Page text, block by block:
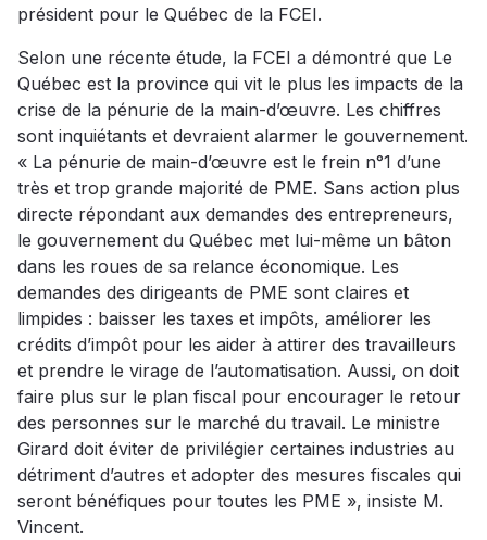
président pour le Québec de la FCEI.
Selon une récente étude, la FCEI a démontré que Le
Québec est la province qui vit le plus les impacts de la
crise de la pénurie de la main-d’œuvre. Les chiffres
sont inquiétants et devraient alarmer le gouvernement.
« La pénurie de main-d’œuvre est le frein n°1 d’une
très et trop grande majorité de PME. Sans action plus
directe répondant aux demandes des entrepreneurs,
le gouvernement du Québec met lui-même un bâton
dans les roues de sa relance économique. Les
demandes des dirigeants de PME sont claires et
limpides : baisser les taxes et impôts, améliorer les
crédits d’impôt pour les aider à attirer des travailleurs
et prendre le virage de l’automatisation. Aussi, on doit
faire plus sur le plan fiscal pour encourager le retour
des personnes sur le marché du travail. Le ministre
Girard doit éviter de privilégier certaines industries au
détriment d’autres et adopter des mesures fiscales qui
seront bénéfiques pour toutes les PME », insiste M.
Vincent.